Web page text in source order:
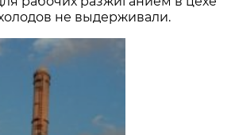
не выдерживали.